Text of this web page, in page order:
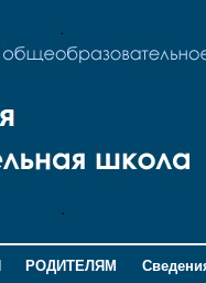
РОДИТЕЛЯМ